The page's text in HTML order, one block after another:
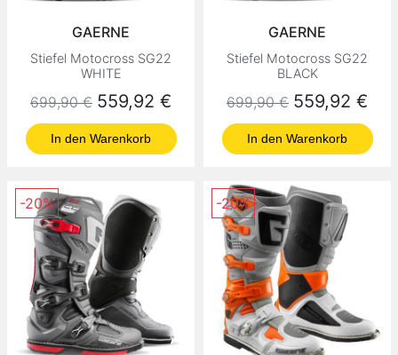
GAERNE
Stiefel Motocross SG22
WHITE
Normaler Preis
699,90 € Preis
559,92 €
In den Warenkorb
GAERNE
Stiefel Motocross SG22
BLACK
Normaler Preis
699,90 € Preis
559,92 €
In den Warenkorb
-20% -20%